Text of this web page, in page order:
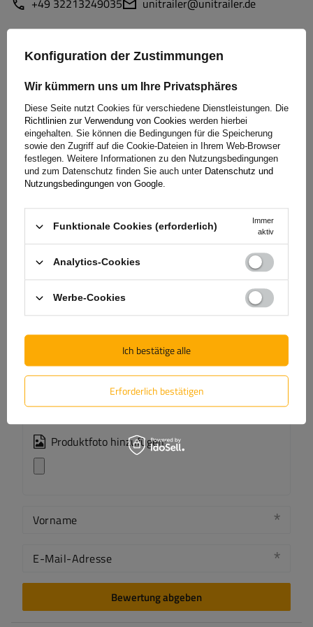
+49 32213249035 unitrailer@unitrailer.de
Spezifikation
Lieferung
Frage stellen
Bewertungen
Bewertung schreiben
Inhalt Ihrer Bewertung
Produktfoto hinzufügen:
Vorname
E-Mail-Adresse
Bewertung abgeben
Konfiguration der Zustimmungen
Wir kümmern uns um Ihre Privatsphäres
Diese Seite nutzt Cookies für verschiedene Dienstleistungen. Die
Richtlinien zur Verwendung von Cookies werden hierbei
eingehalten. Sie können die Bedingungen für die Speicherung
sowie den Zugriff auf die Cookie-Dateien in Ihrem Web-Browser
festlegen. Weitere Informationen zu den Nutzungsbedingungen
und zum Datenschutz finden Sie auch unter Datenschutz und
Nutzungsbedingungen von Google.
Funktionale Cookies (erforderlich)
Immer
aktiv
Analytics-Cookies
Werbe-Cookies
Erforderlich bestätigen
Ich bestätige alle